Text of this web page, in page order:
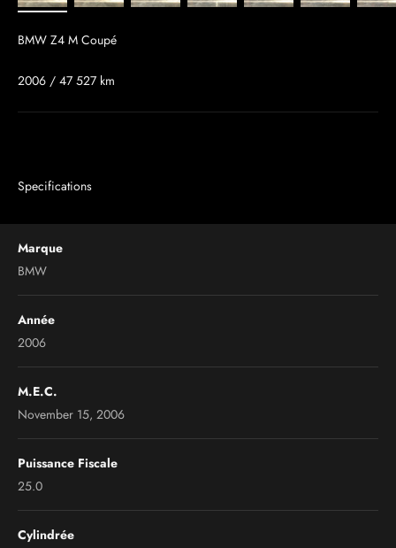
BMW Z4 M Coupé
2006 / 47 527 km
Specifications
Marque
BMW
Année
2006
M.E.C.
November 15, 2006
Puissance Fiscale
25.0
Cylindrée